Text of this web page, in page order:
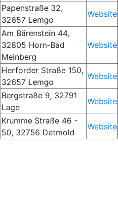
Papenstraße 32,
32657 Lemgo
Website
Am Bärenstein 44,
32805 Horn-Bad
Meinberg
Website
Herforder Straße 150,
32657 Lemgo
Website
Bergstraße 9, 32791
Lage
Website
Krumme Straße 46 -
50, 32756 Detmold
Website